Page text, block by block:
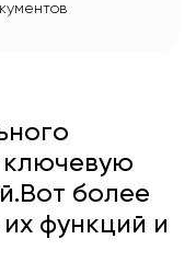
более
функций и